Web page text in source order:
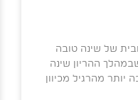
של שינה טובה
ההריון שינה
יותר מהרגיל מכיוון